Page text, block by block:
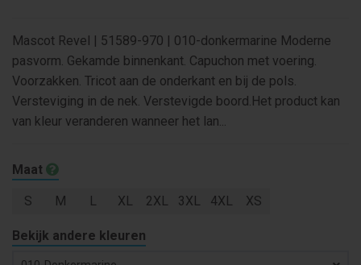
Mascot Revel | 51589-970 | 010-donkermarine Moderne
pasvorm. Gekamde binnenkant. Capuchon met voering.
Voorzakken. Tricot aan de onderkant en bij de pols.
Versteviging in de nek. Verstevigde boord.Het product kan
van kleur veranderen wanneer het lan...
Maat
S M L XL 2XL 3XL 4XL XS
Bekijk andere kleuren